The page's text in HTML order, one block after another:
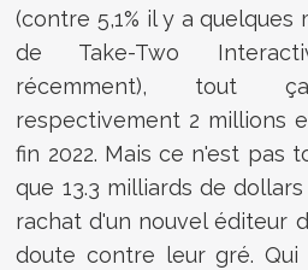
(contre 5,1% il y a quelques
de Take-Two
récemment), tout
respectivement 2 millions
fin 2022. Mais ce n'est pas
que 13.3 milliards de
rachat d'un nouvel éditeur
doute contre leur gré.